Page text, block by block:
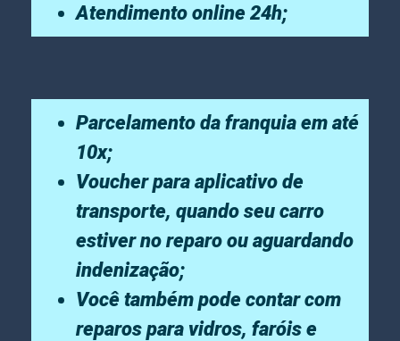
Atendimento online 24h;
Parcelamento da franquia em até
10x;
Voucher para aplicativo de
transporte, quando seu carro
estiver no reparo ou aguardando
indenização;
Você também pode contar com
reparos para vidros, faróis e